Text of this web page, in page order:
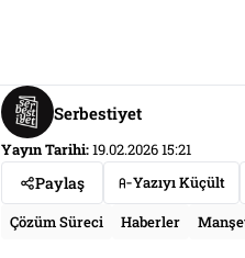
Serbestiyet
Yayın Tarihi:19.02.2026 15:21
Paylaş Yazıyı Küçült
Çözüm Süreci
Haberler